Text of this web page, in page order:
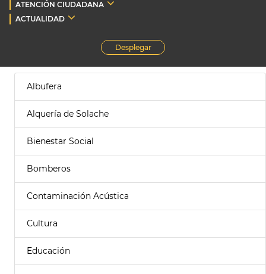
ATENCIÓN CIUDADANA
ACTUALIDAD
Desplegar
Albufera
Alquería de Solache
Bienestar Social
Bomberos
Contaminación Acústica
Cultura
Educación